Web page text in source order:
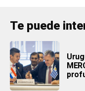
Te puede